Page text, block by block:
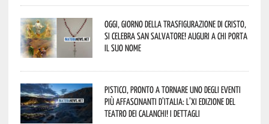
Oggi, giorno della Trasfigurazione di Cristo,
si celebra San Salvatore! Auguri a chi porta
il suo nome
Pisticci, pronto a tornare uno degli eventi
più affascinanti d’Italia: l’XI edizione del
Teatro dei Calanchi! I dettagli